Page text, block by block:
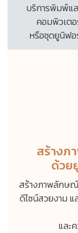
บริการพิมพ์แ
คอมพิวเต
หรือชุดยูนิฟ
สร้างภ
ด้วย
สร้างภาพลักษ
ดีไซน์สวยงาม
และ